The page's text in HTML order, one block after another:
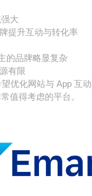
大
提升互动与转化率
的品牌略显复杂
有限
望优化网站与 App 互
值得考虑的平台。